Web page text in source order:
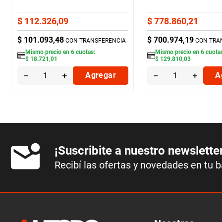
$ 112.326,09
$ 101.093,48 CON TRANSFERENCIA
Mismo precio en 6cuotas:
$ 18.721 ,01
＋
－ Agregar
$ 778.860,21
$ 700.974,19 CON
Mismo precio en 6
$ 129.810,03
＋
－
¡Suscribite a nuestro
Recibí las ofertas y novedades en tu